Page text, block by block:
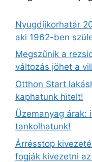
Nyugdíjkorhatár
aki 1962-ben
Megszűnik a
változás jöhet a
Otthon Start
kaphatunk hitelt!
Üzemanyag árak:
tankolhatunk!
Árrésstop
fogják kivezetni